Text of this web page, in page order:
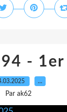
94 -
…
Par ak62